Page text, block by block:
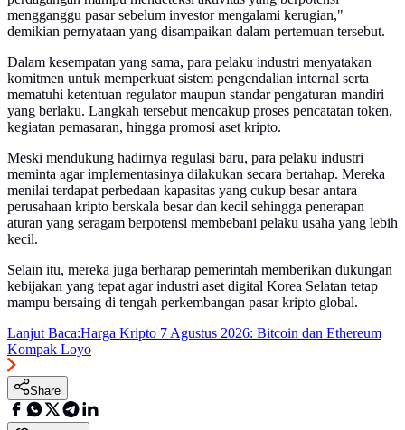
mengganggu pasar sebelum investor mengalami kerugian,"
demikian pernyataan yang disampaikan dalam pertemuan tersebut.
Dalam kesempatan yang sama, para pelaku industri menyatakan
komitmen untuk memperkuat sistem pengendalian internal serta
mematuhi ketentuan regulator maupun standar pengaturan mandiri
yang berlaku. Langkah tersebut mencakup proses pencatatan token,
kegiatan pemasaran, hingga promosi aset kripto.
Meski mendukung hadirnya regulasi baru, para pelaku industri
meminta agar implementasinya dilakukan secara bertahap. Mereka
menilai terdapat perbedaan kapasitas yang cukup besar antara
perusahaan kripto berskala besar dan kecil sehingga penerapan
aturan yang seragam berpotensi membebani pelaku usaha yang lebih
kecil.
Selain itu, mereka juga berharap pemerintah memberikan dukungan
kebijakan yang tepat agar industri aset digital Korea Selatan tetap
mampu bersaing di tengah perkembangan pasar kripto global.
Lanjut Baca:Harga Kripto 7 Agustus 2026: Bitcoin dan Ethereum
Kompak Loyo
Share